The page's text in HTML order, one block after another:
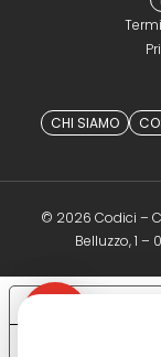
CHI SIAMO
© 2026 Codici –
Belluzzo, 1 –